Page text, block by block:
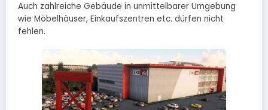
Auch zahlreiche Gebäude in unmittelbarer Umgebung
wie Möbelhäuser, Einkaufszentren etc. dürfen nicht
fehlen.